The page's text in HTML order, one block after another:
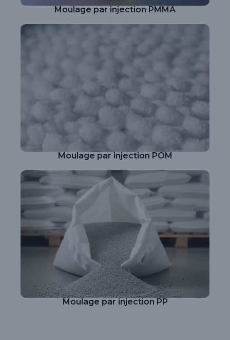
Moulage par injection PMMA
Moulage par injection POM
Moulage par injection PP